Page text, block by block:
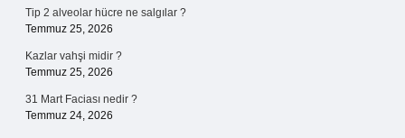
Tip 2 alveolar hücre ne salgılar ?
Temmuz 25, 2026
Kazlar vahşi midir ?
Temmuz 25, 2026
31 Mart Faciası nedir ?
Temmuz 24, 2026